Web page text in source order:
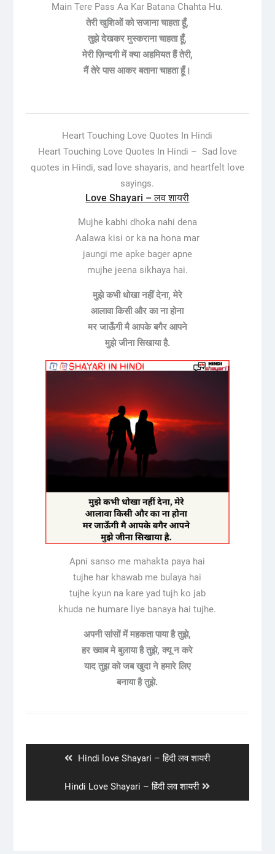
Main Tere Pass Aa Kar Batana Chahta Hu.
तेरी खुशिओं को सजाना चाहता हूँ,
तुझे देखकर मुस्कराना चाहता हूँ,
मेरी ज़िन्दगी में क्या अहमियत हैं तेरी,
मैं तेरे पास आकर बताना चाहता हूँ।
Heart Touching Love Quotes In Hindi
Heart Touching Love Quotes In Hindi – Sad love
quotes in Hindi, sad love shayaris, and heartfelt love
sayings.
Love Shayari – लव शायरी
Mujhe kabhi dhoka nahi dena
Aalawa kisi or ka na hona mar
jaungi me apke bager apne
mujhe jeena sikhaya hai.
मुझे कभी धोखा नहीं देना, मेरे
आलावा किसी और का ना होना
मर जाऊँगी मै आपके बगैर आपने
मुझे जीना सिखाया है.
Apni sanso me mahakta paya hai
tujhe har khawab me bulaya hai
tujhe kyun na kare yad tujh ko jab
khuda ne humare liye banaya hai tujhe.
अपनी सांसों में महकता पाया है तुझे,
हर ख्वाब मे बुलाया है तुझे, क्यू न करे
याद तुझ को जब खुदा ने हमारे लिए
बनाया है तुझे.
Previous
Hindi love Shayari – हिंदी लव शायरी
Next
post:
Hindi Love Shayari – हिंदी लव शायरी